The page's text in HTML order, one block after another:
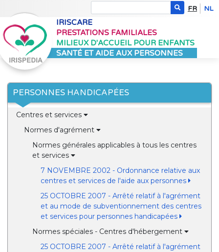
FR NL
IRISCARE
PRESTATIONS FAMILIALES
MILIEUX D'ACCUEIL POUR ENFANTS
SANTÉ ET AIDE AUX PERSONNES
PERSONNES HANDICAPÉES
Centres et services
Normes d'agrément
Normes générales applicables à tous les centres
et services
7 NOVEMBRE 2002 - Ordonnance relative aux
centres et services de l'aide aux personnes
25 OCTOBRE 2007 - Arrêté relatif à l'agrément
et au mode de subventionnement des centres
et services pour personnes handicapées
Normes spéciales - Centres d'hébergement
25 OCTOBRE 2007 - Arrêté relatif à l'agrément